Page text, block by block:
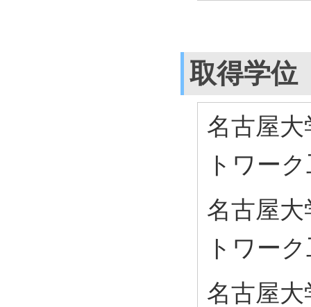
取得学位
名古屋
トワー
名古屋
トワー
名古屋